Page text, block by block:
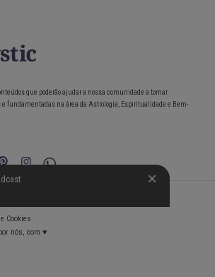
que poderão ajudar a nossa comunidade a tomar
fundamentadas na área da Astrologia, Espiritualidade e Bem-
Cookies
nós, com ♥